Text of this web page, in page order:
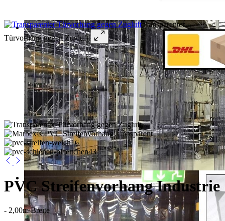
Transparenter
Türvorhang gegen Zugluft
PVC Streifenvorhang Industrie
- 2,00m Breite